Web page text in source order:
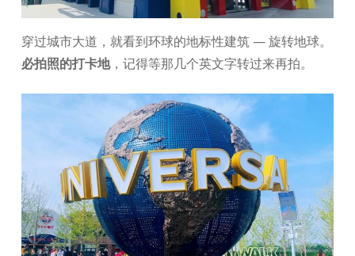
穿过城市大道，就看到环球的地标性建筑 — 旋转地球。
必拍照的打卡地，记得等那几个英文字转过来再拍。